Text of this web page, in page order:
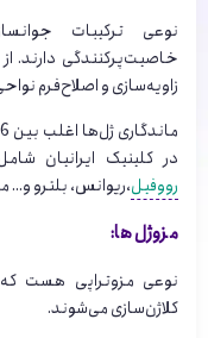
نوعی ترکیبات
خاصیت‌پرکنندگی دارند.
زاویه‌سازی و اصلاح‌فرم
در کلینیک ایرانیان
رووفیل،ریوانس، بلترو و…
مزوژل ها:
نوعی مزوتراپی هست که
کلاژن‌سازی می‌شوند.